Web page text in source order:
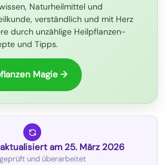
Naturheilmittel und
verständlich und mit Herz
durch unzählige Heilpflanzen-
und Tipps.
Magie →
am 25. März 2026
und überarbeitet